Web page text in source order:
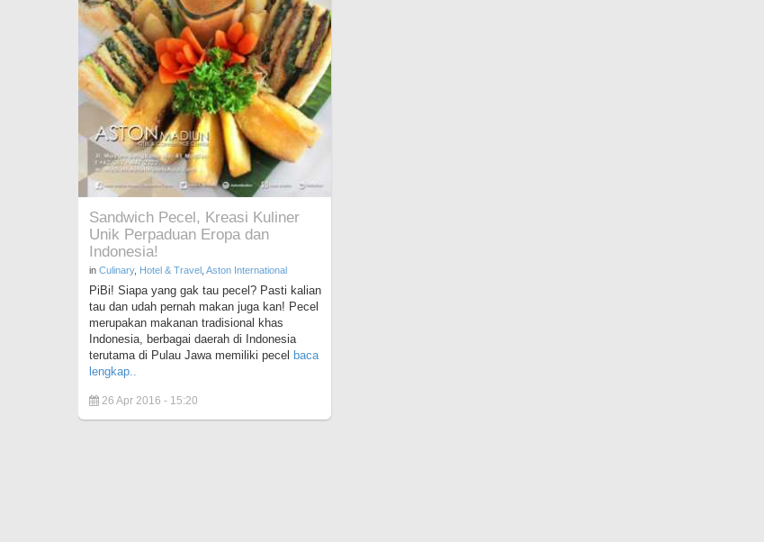
Sandwich Pecel, Kreasi Kuliner
Unik Perpaduan Eropa dan
Indonesia!
in Culinary, Hotel & Travel Aston International
PiBi! Siapa yang gak tau pecel? Pasti kalian
tau dan udah pernah makan juga kan! Pecel
merupakan makanan tradisional khas
Indonesia, berbagai daerah di Indonesia
terutama di Pulau Jawa memiliki pecel baca
lengkap..
26 Apr 2016 - 15:20